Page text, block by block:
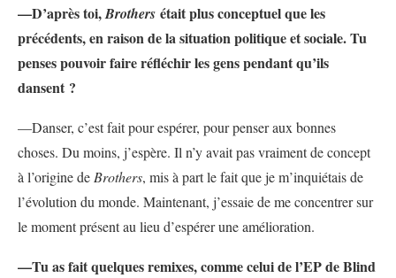
—D’après toi,Brothers était plus conceptuel que les
précédents, en raison de la situation politique et sociale. Tu
penses pouvoir faire réfléchir les gens pendant qu’ils
dansent ?
—Danser, c’est fait pour espérer, pour penser aux bonnes
choses. Du moins, j’espère. Il n’y avait pas vraiment de concept
à l’origine deBrothers, mis à part le fait que je m’inquiétais de
l’évolution du monde. Maintenant, j’essaie de me concentrer sur
le moment présent au lieu d’espérer une amélioration.
—Tu as fait quelques remixes, comme celui de l’EP de Blind